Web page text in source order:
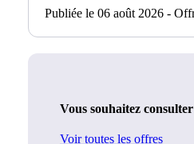
Publiée le 06 août 2026 -
Vous souhaitez
Voir toutes les offres